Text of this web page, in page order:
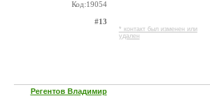
Код:19054
#13
* контакт был изменен или
удален
Регентов Владимир